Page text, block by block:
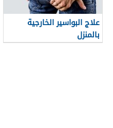
علاج البواسير الخارجية
بالمنزل